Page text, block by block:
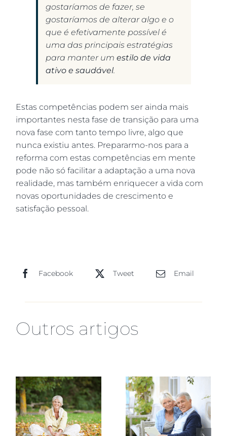
gostaríamos de fazer, se
gostaríamos de alterar algo e o
que é efetivamente possível é
uma das principais estratégias
para manter umestilo de vida
ativo e saudável.
Estas competências podem ser ainda mais
importantes nesta fase de transição para uma
nova fase com tanto tempo livre, algo que
nunca existiu antes. Prepararmo-nos para a
reforma com estas competências em mente
pode não só facilitar a adaptação a uma nova
realidade, mas também enriquecer a vida com
novas oportunidades de crescimento e
satisfação pessoal.
Facebook Tweet Email
Outros artigos